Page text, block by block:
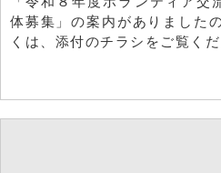
体募集」の案内がありました
くは、添付のチラシをご覧く